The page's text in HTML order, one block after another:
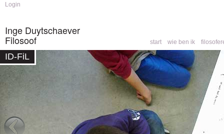
Skip to
Skip to
Login
Inge Duytschaever
Filosoof
Main menu
start wie ben ik
You are here
Home»opleidingen
ID-FiL